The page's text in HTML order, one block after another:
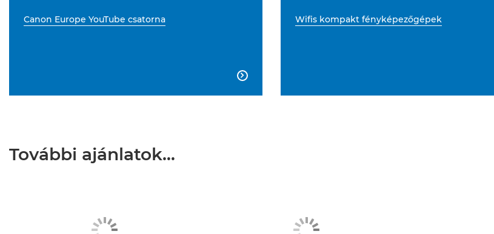
Canon Europe YouTube csatorna

Wifis kompakt fényképezőgépek
További ajánlatok…